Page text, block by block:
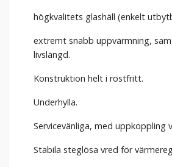
högkvalitets glashäll (enkelt
extremt snabb uppvärmning,
livslängd.
Konstruktion helt i rostfritt.
Underhylla.
Servicevänliga, med uppkoppling
Stabila steglösa vred för